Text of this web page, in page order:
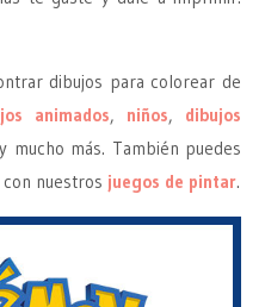
dibujos para colorear de
animados, niños, dibujos
y mucho más. También puedes
nuestros juegos de pintar.